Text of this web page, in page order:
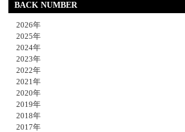
BACK NUMBER
2026年
2025年
2024年
2023年
2022年
2021年
2020年
2019年
2018年
2017年